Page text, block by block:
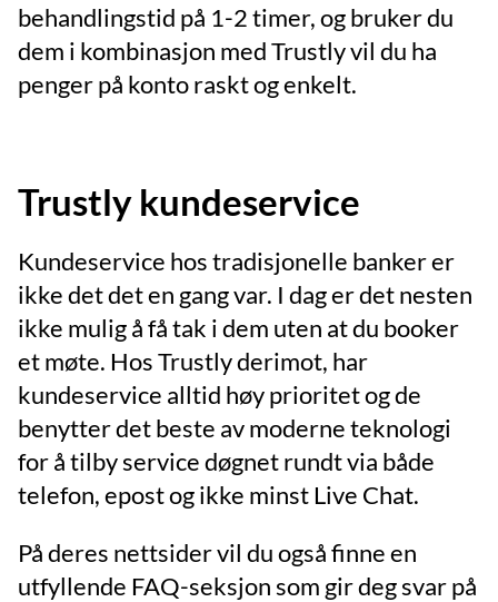
behandlingstid på 1-2 timer, og bruker du
dem i kombinasjon med Trustly vil du ha
penger på konto raskt og enkelt.
Trustly kundeservice
Kundeservice hos tradisjonelle banker er
ikke det det en gang var. I dag er det nesten
ikke mulig å få tak i dem uten at du booker
et møte. Hos Trustly derimot, har
kundeservice alltid høy prioritet og de
benytter det beste av moderne teknologi
for å tilby service døgnet rundt via både
telefon, epost og ikke minst Live Chat.
På deres nettsider vil du også finne en
utfyllende FAQ-seksjon som gir deg svar på